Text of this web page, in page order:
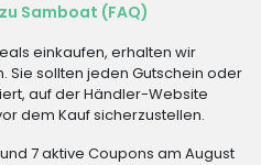
Samboat (FAQ)
einkaufen, erhalten wir
Sie sollten jeden Gutschein oder
auf der Händler-Website
dem Kauf sicherzustellen.
7 aktive Coupons am August